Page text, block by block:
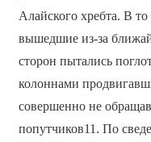
Алайского хребта. В
вышедшие из-за
сторон пытались
колоннами
совершенно не
попутчиков11. По